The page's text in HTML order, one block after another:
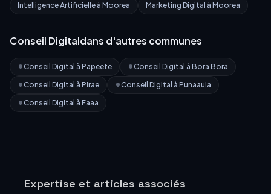
Intelligence Artificielle à Moorea Marketing Digital à Moorea
Conseil Digitaldans d'autres communes
Conseil Digital à Papeete Conseil Digital à Bora Bora
Conseil Digital à Pirae Conseil Digital à Punaauia
Conseil Digital à Faaa
Expertise et articles associés